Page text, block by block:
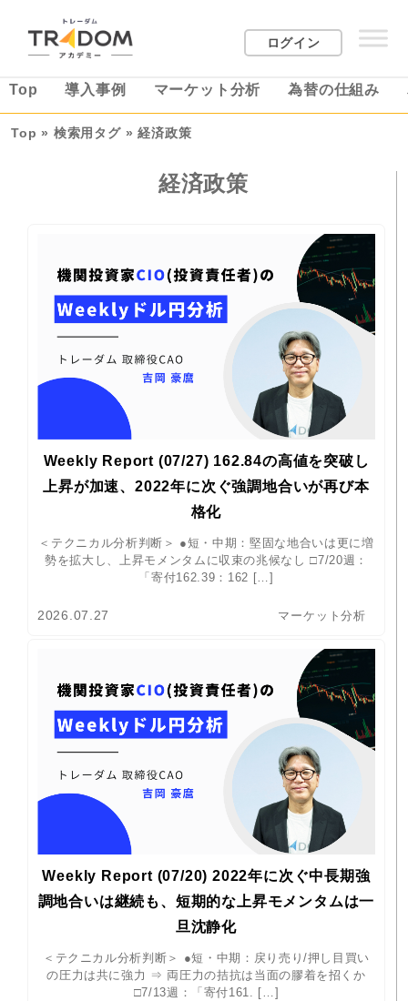
ログイン
Top 導入事例 マーケット分析 為替の仕組み
Top » 検索用タグ»経済政策
経済政策
Weekly Report (07/27) 162.84の高値を突破し
上昇が加速、2022年に次ぐ強調地合いが再び本
格化
＜テクニカル分析判断＞ ●短・中期：堅固な地合いは更に増
勢を拡大し、上昇モメンタムに収束の兆候なし □7/20週：
「寄付162.39：162 […]
2026.07.27 マーケット分析
Weekly Report (07/20) 2022年に次ぐ中長期強
調地合いは継続も、短期的な上昇モメンタムは一
旦沈静化
＜テクニカル分析判断＞ ●短・中期：戻り売り/押し目買い
の圧力は共に強力 ⇒ 両圧力の拮抗は当面の膠着を招くか
□7/13週：「寄付161. […]